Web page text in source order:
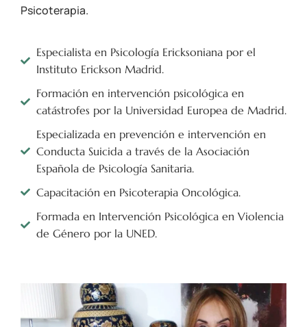
Psicoterapia.
Especialista en Psicología Ericksoniana por el
Instituto Erickson Madrid.
Formación en intervención psicológica en
catástrofes por la Universidad Europea de Madrid.
Especializada en prevención e intervención en
Conducta Suicida a través de la Asociación
Española de Psicología Sanitaria.
Capacitación en Psicoterapia Oncológica.
Formada en Intervención Psicológica en Violencia
de Género por la UNED.